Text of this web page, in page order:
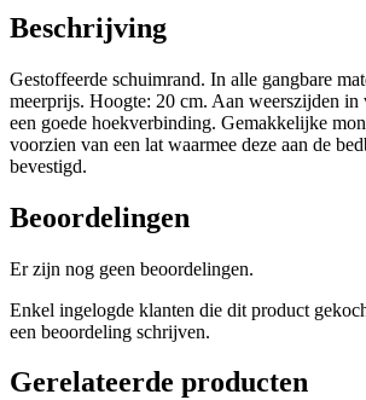
Beschrijving
Gestoffeerde schuimrand. In alle gangbare
meerprijs. Hoogte: 20 cm. Aan weerszijden in
een goede hoekverbinding. Gemakkelijke
voorzien van een lat waarmee deze aan de
bevestigd.
Beoordelingen
Er zijn nog geen beoordelingen.
Enkel ingelogde klanten die dit product
een beoordeling schrijven.
Gerelateerde producten